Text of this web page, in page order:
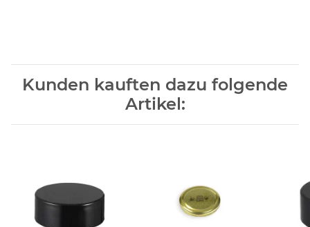
Kunden kauften dazu folgende
Artikel: